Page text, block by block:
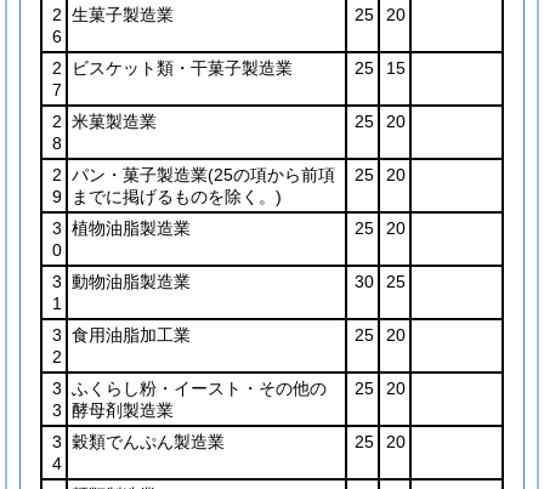
2
6
生菓子製造業 25 20
2
7
ビスケット類・干菓子製造業 25 15
2
8
米菓製造業 25 20
2
9
パン・菓子製造業(25の項から前項
までに掲げるものを除く。)
25 20
3
0
植物油脂製造業 25 20
3
1
動物油脂製造業 30 25
3
2
食用油脂加工業 25 20
3
3
ふくらし粉・イースト・その他の
酵母剤製造業
25 20
3
4
穀類でんぷん製造業 25 20